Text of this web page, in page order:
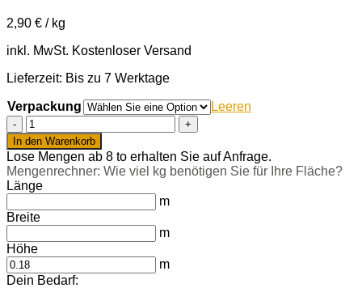
2,90 € / kg
inkl. MwSt. Kostenloser Versand
Lieferzeit: Bis zu 7 Werktage
Verpackung
Leeren
Glas
Blue
GS
100-
300
mm
Menge
In den Warenkorb
Lose Mengen ab 8 to erhalten Sie auf Anfrage.
Mengenrechner: Wie viel kg benötigen Sie für Ihre Fläche?
Länge
m
Breite
m
Höhe
m
Dein Bedarf: